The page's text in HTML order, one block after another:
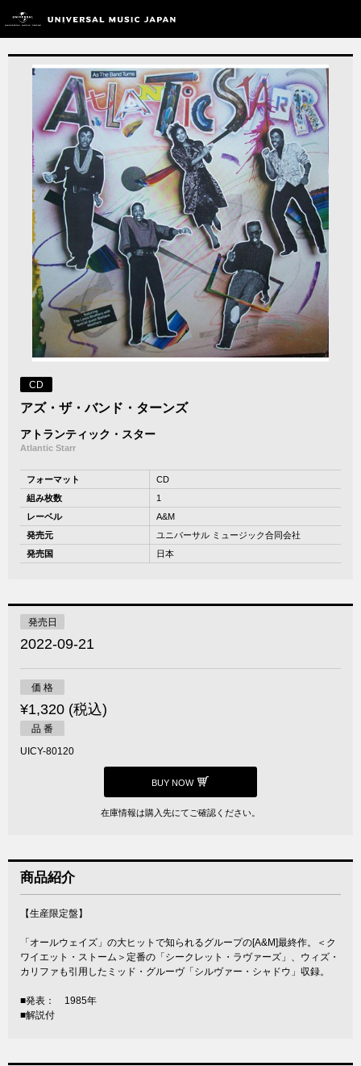
CD
アズ・ザ・バンド・ターンズ
アトランティック・スター
Atlantic Starr
フォーマット
CD
組み枚数
1
レーベル
A&M
発売元
ユニバーサル ミュージック合同会社
発売国
日本
発売日
2022-09-21
価 格
¥1,320 (税込)
品 番
UICY-80120
BUY NOW
在庫情報は購入先にてご確認ください。
商品紹介
【生産限定盤】
「オールウェイズ」の大ヒットで知られるグループの[A&M]最終作。＜ク
ワイエット・ストーム＞定番の「シークレット・ラヴァーズ」、ウィズ・
カリファも引用したミッド・グルーヴ「シルヴァー・シャドウ」収録。
■発表： 1985年
■解説付